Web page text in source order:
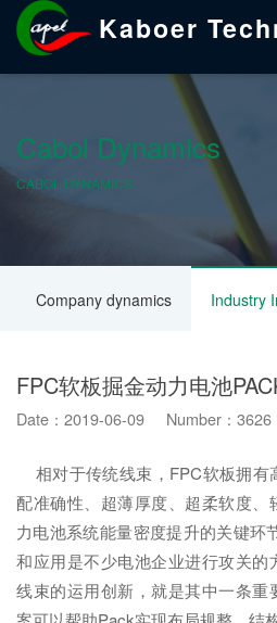
Kaboer
Cabol Dynamics
CABOL DYNAMICS
Company dynamics Industry
FPC软板掘金动力电池
Date：2019-06-09 Number：3626
相对于传统线束，FPC软板拥有
配准确性、超薄厚度、超柔软度、
力电池系统能量密度提升的关键环
和应用是不少电池企业进行攻关
线束的运用创新，就是其中一条